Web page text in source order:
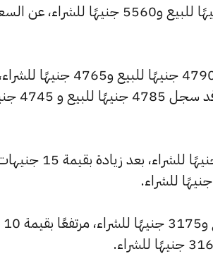
وشهد سعر عيار 21 ارتفاعًا بقيمة 25 جنيهًا ليبلغ 5590 جنيهًا للبيع و5560 جنيهًا للشراء،
وشهد سعر عيار 18 ارتفاعًا بالسوق المصري الآن، حيث بلغ 4790 جنيهًا للبيع و4765 جنيهًا للشراء،
مرتفعًا بمقدار 20 جنيهات عن التحديث
وارتفع سعر عيار 14 ليصل إلى 3725 جنيهًا للبيع و3705 جنيهًا للشراء، بعد زيادة
كما سجل سعر عيار 12 ارتفاعًا ليصل إلى 3195 جنيهًا للبيع و3175 جنيهًا للشراء، مرتفعًا بقيمة 10